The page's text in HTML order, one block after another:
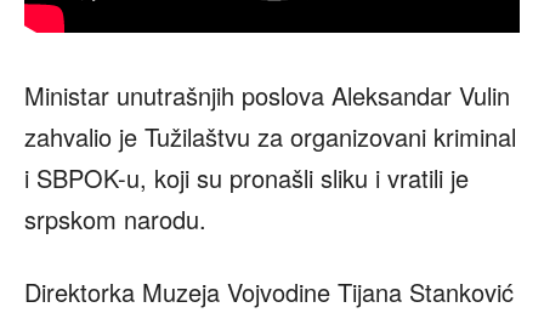
Ministar unutrašnjih poslova Aleksandar Vulin
zahvalio je Tužilaštvu za organizovani kriminal
i SBPOK-u, koji su pronašli sliku i vratili je
srpskom narodu.
Direktorka Muzeja Vojvodine Tijana Stanković